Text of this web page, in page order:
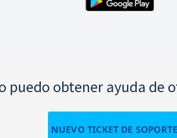
puedo obtener ayuda de
NUEVO TICKET DE SOPORTE